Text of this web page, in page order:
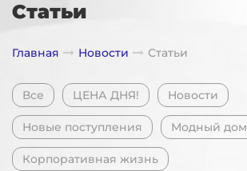
Статьи
Главная Новости Статьи
Все ЦЕНА ДНЯ! Новости
Новые поступления Модный дом
Корпоративная жизнь